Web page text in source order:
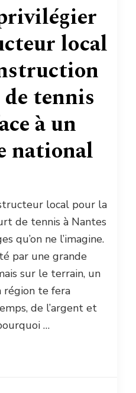
local
tennis
à un
national
local pour la
de tennis à Nantes
qu’on ne l’imagine.
par une grande
sur le terrain, un
région te fera
de l’argent et
…